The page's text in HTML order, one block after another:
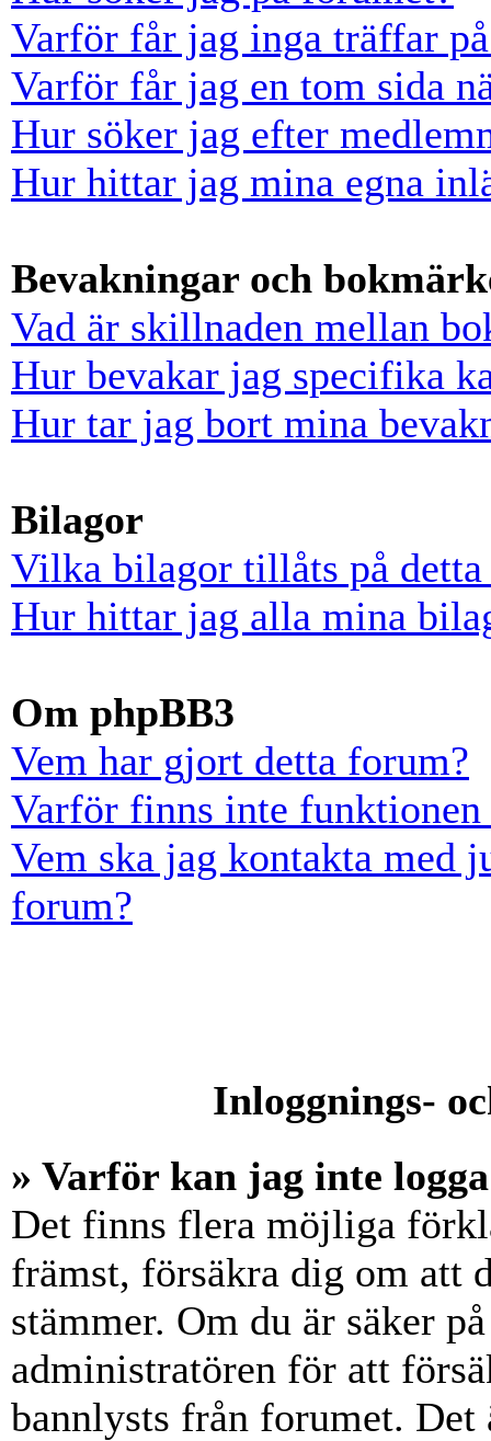
Varför får jag inga träffar
Varför får jag en tom sida
Hur söker jag efter
Hur hittar jag mina egna
Bevakningar och
Vad är skillnaden mellan
Hur bevakar jag specifika
Hur tar jag bort mina
Bilagor
Vilka bilagor tillåts på
Hur hittar jag alla mina
Om phpBB3
Vem har gjort detta forum?
Varför finns inte funktionen
Vem ska jag kontakta med
forum?
Inloggnings-
» Varför kan jag inte
Det finns flera möjliga
främst, försäkra dig om att
stämmer. Om du är säker
administratören för att
bannlysts från forumet.